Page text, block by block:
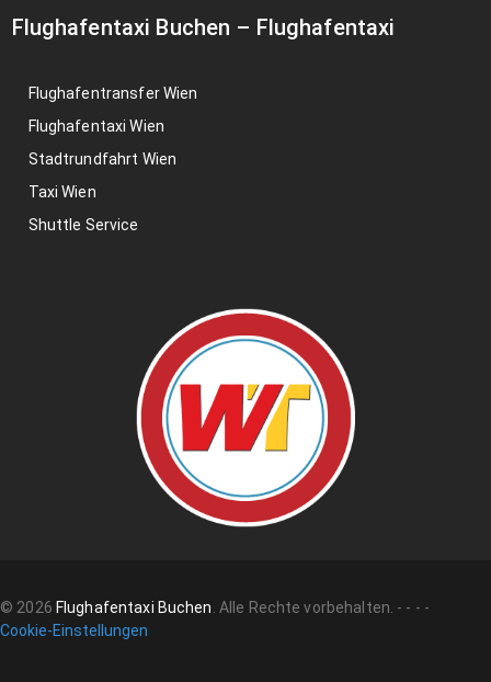
Flughafentaxi Buchen – Flughafentaxi
Flughafentransfer Wien
Flughafentaxi Wien
Stadtrundfahrt Wien
Taxi Wien
Shuttle Service
© 2026 Flughafentaxi Buchen. Alle Rechte vorbehalten. - - - -
Cookie-Einstellungen